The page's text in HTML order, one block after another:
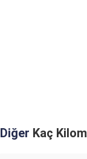
Diğer Kaç